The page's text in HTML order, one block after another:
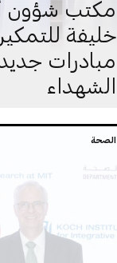
مكتب شؤون
خليفة
مبادرات
الشهداء
الصحة